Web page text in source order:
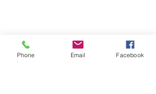
Phone Email Facebook